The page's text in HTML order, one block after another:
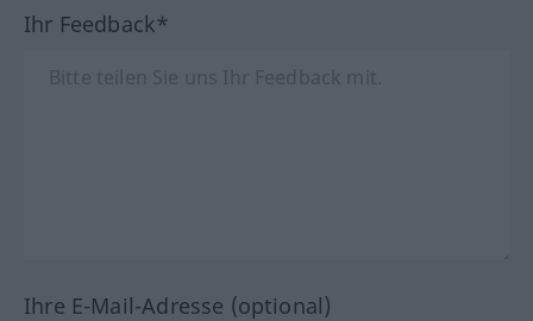
Ihr Feedback*
Ihre E-Mail-Adresse (optional)